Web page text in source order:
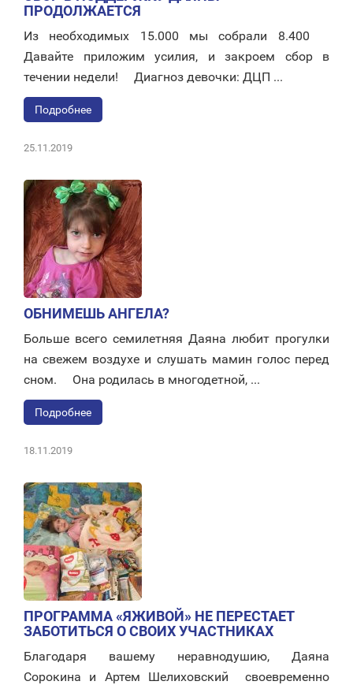
ПРОДОЛЖАЕТСЯ
Из необходимых 15.000 мы собрали 8.400 ⠀
Давайте приложим усилия, и закроем сбор в
течении недели! ⠀ Диагноз девочки: ДЦП ...
Подробнее
25.11.2019
ОБНИМЕШЬ АНГЕЛА?
Больше всего семилетняя Даяна любит прогулки
на свежем воздухе и слушать мамин голос перед
сном. ⠀ Она родилась в многодетной, ...
Подробнее
18.11.2019
ПРОГРАММА «ЯЖИВОЙ» НЕ ПЕРЕСТАЕТ
ЗАБОТИТЬСЯ О СВОИХ УЧАСТНИКАХ
Благодаря вашему неравнодушию, Даяна
Сорокина и Артем Шелиховский своевременно